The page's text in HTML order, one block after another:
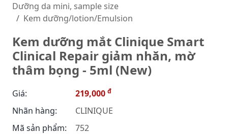
Dưỡng da mini, sample size
Kem dưỡng/lotion/Emulsion
Kem dưỡng mắt Clinique Smart
Clinical Repair giảm nhăn, mờ
thâm bọng - 5ml (New)
Giá: 219,000 đ
Nhãn hàng:
CLINIQUE
Mã sản phẩm:
752